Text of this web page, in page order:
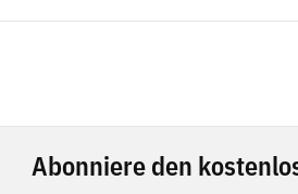
Abonniere den